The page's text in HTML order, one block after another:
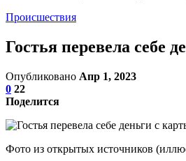
Происшествия
Гостья перевела себе
Опубликовано Апр 1, 2023
0 22
Поделится
Фото из открытых источников